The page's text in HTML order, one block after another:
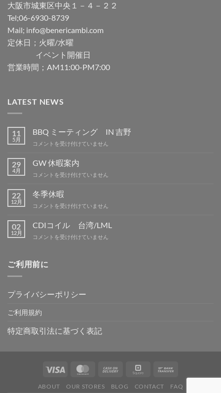
大阪市城東区中央１－４－２２
Tel;06-6930-8739
Mail; info@benericambi.com
定休日；火曜/水曜
イベント開催日
営業時間；AM11:00-PM7:00
LATEST NEWS
11
5月
BBQ ミーティング IN 吉野
BBQ
ー
ィ
グ
吉
は
コメントを受け付けていません
29
4月
GW 休暇案内
GW
暇
案
内
コメントを受け付けていません
22
12月
冬季休暇
冬
休
は
コメントを受け付けていません
02
12月
CDIコイル 台湾/LML
CDI
ル
台
コメントを受け付けていません
ご利用前に
プライバシーポリシー
ご利用規約
特定商取引法に基づく表記
ABOUT OUR STORES BLOG CONTACT FAQ